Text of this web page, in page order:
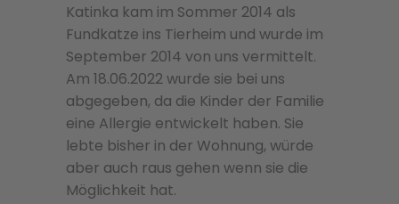
Katinka kam im Sommer 2014 als
Fundkatze ins Tierheim und wurde im
September 2014 von uns vermittelt.
Am 18.06.2022 wurde sie bei uns
abgegeben, da die Kinder der Familie
eine Allergie entwickelt haben. Sie
lebte bisher in der Wohnung, würde
aber auch raus gehen wenn sie die
Möglichkeit hat.